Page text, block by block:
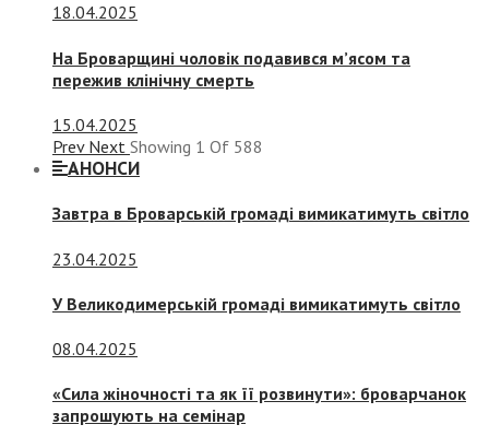
18.04.2025
На Броварщині чоловік подавився м’ясом та
пережив клінічну смерть
15.04.2025
Prev Next Showing 1 Of 588
АНОНСИ
Завтра в Броварській громаді вимикатимуть світло
23.04.2025
У Великодимерській громаді вимикатимуть світло
08.04.2025
«Сила жіночності та як її розвинути»: броварчанок
запрошують на семінар